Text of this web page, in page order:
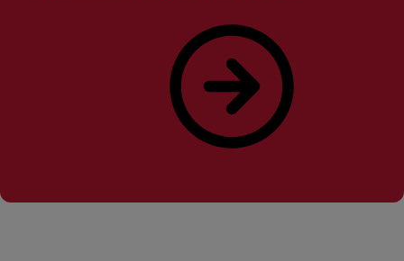
Dette sier Kenan om Kristianias MBA-utdanning